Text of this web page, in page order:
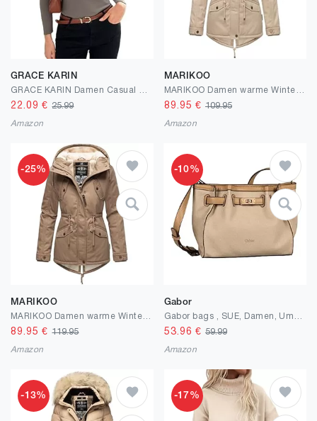
GRACE KARIN
22.09 €25.99
Amazon
MARIKOO
89.95 € 109.95
Amazon
-25%
MARIKOO
89.95 €119.95
Amazon
-10%
Gabor
53.96 € 59.99
Amazon
-13% -17%